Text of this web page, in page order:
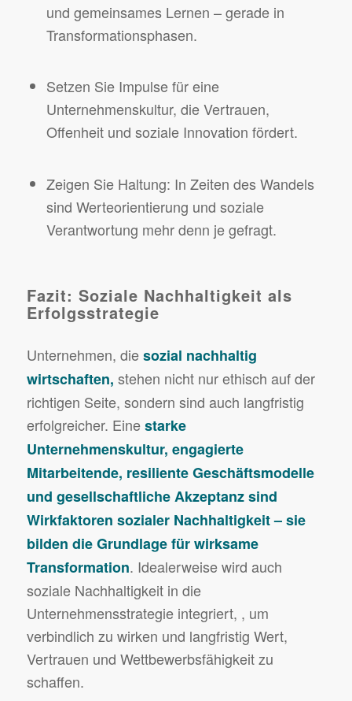
und gemeinsames Lernen – gerade in
Transformationsphasen.
Setzen Sie Impulse für eine
Unternehmenskultur, die Vertrauen,
Offenheit und soziale Innovation fördert.
Zeigen Sie Haltung: In Zeiten des Wandels
sind Werteorientierung und soziale
Verantwortung mehr denn je gefragt.
Fazit: Soziale Nachhaltigkeit als
Erfolgsstrategie
Unternehmen, diesozial nachhaltig
wirtschaften, stehen nicht nur ethisch auf der
richtigen Seite, sondern sind auch langfristig
erfolgreicher. Einestarke
Unternehmenskultur, engagierte
Mitarbeitende, resiliente Geschäftsmodelle
und gesellschaftliche Akzeptanz sind
Wirkfaktoren sozialer Nachhaltigkeit – sie
bilden die Grundlage für wirksame
Transformation. Idealerweise wird auch
soziale Nachhaltigkeit in die
Unternehmensstrategie integriert, , um
verbindlich zu wirken und langfristig Wert,
Vertrauen und Wettbewerbsfähigkeit zu
schaffen.